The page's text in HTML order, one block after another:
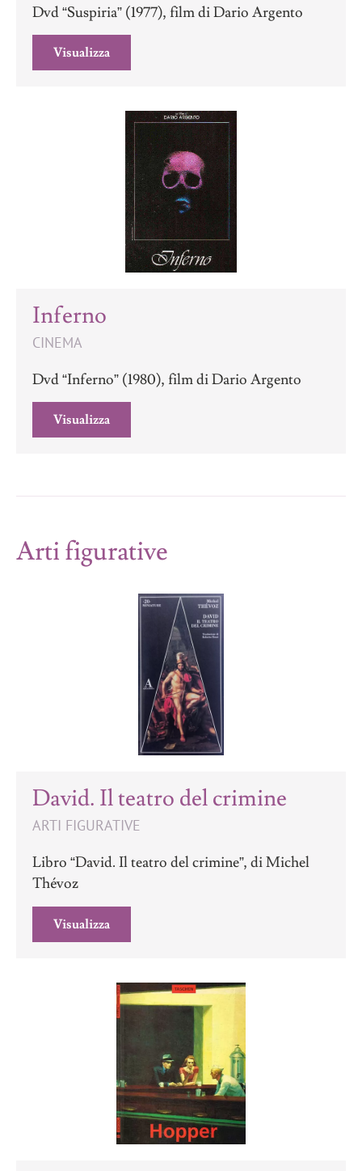
Dvd “Suspiria” (1977), film di Dario Argento
Visualizza
Inferno
CINEMA
Dvd “Inferno” (1980), film di Dario Argento
Visualizza
Arti figurative
David. Il teatro del crimine
ARTI FIGURATIVE
Libro “David. Il teatro del crimine”, di Michel
Thévoz
Visualizza